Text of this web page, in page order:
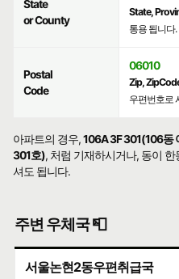
State
or County
State,
통용 됩니다.
Postal
Code
06010
Zip,
우편번호로
아파트의 경우,106A 3F 301(106동
301호), 처럼 기재하시거나, 동이
셔도 됩니다.
주변 우체국 📮
서울논현2동우편취급국